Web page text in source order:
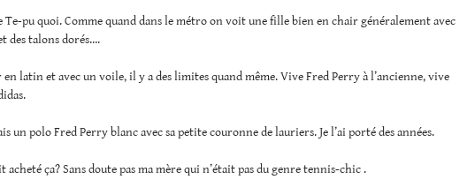
Te-pu quoi. Comme quand dans le métro on voit une fille bien en chair généralement avec
des talons dorés….
en latin et avec un voile, il y a des limites quand même. Vive Fred Perry à l’ancienne, vive
un polo Fred Perry blanc avec sa petite couronne de lauriers. Je l’ai porté des années.
acheté ça? Sans doute pas ma mère qui n’était pas du genre tennis-chic .